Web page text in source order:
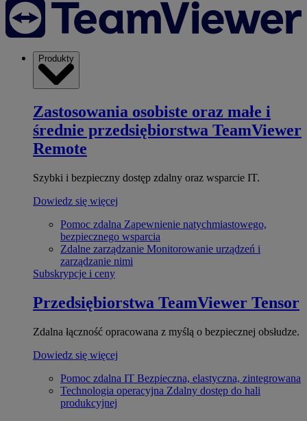
Produkty
Zastosowania osobiste oraz małe i
średnie przedsiębiorstwa TeamViewer
Remote
Szybki i bezpieczny dostęp zdalny oraz wsparcie IT.
Dowiedz się więcej
Pomoc zdalna Zapewnienie natychmiastowego,
bezpiecznego wsparcia
Zdalne zarządzanie Monitorowanie urządzeń i
zarządzanie nimi
Subskrypcje i ceny
Przedsiębiorstwa TeamViewer Tensor
Zdalna łączność opracowana z myślą o bezpiecznej obsłudze.
Dowiedz się więcej
Pomoc zdalna IT Bezpieczna, elastyczna, zintegrowana
Technologia operacyjna Zdalny dostęp do hali
produkcyjnej